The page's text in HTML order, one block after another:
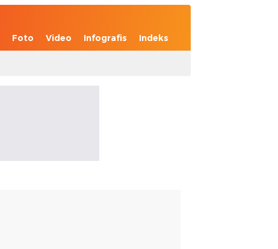
Foto Video Infografis Indeks